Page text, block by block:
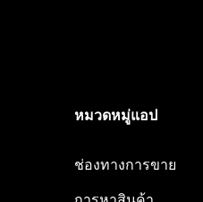
หมวดหมู่แอป
ช่องทางการขาย